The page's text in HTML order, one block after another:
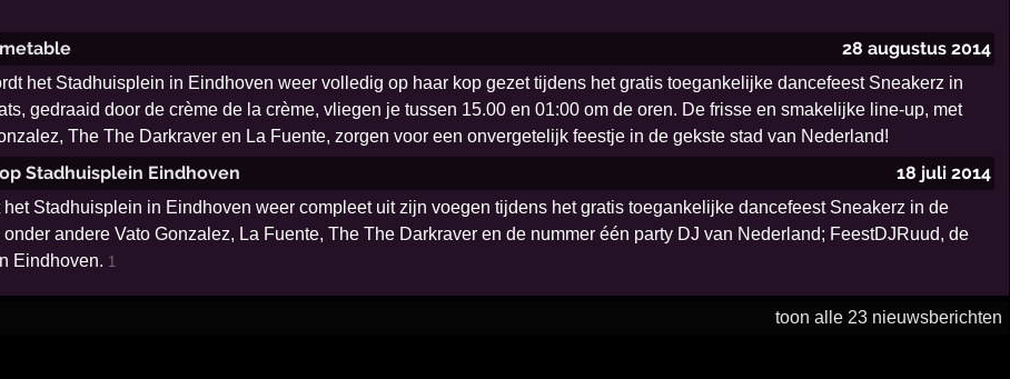
28 augustus 2014
het Stadhuisplein in Eindhoven weer volledig op haar kop gezet tijdens het gratis toegankelijke dancefeest Sneakerz in
gedraaid door de crème de la crème, vliegen je tussen 15.00 en 01:00 om de oren. De frisse en smakelijke line-up, met
The The Darkraver en La Fuente, zorgen voor een onvergetelijk feestje in de gekste stad van Nederland!
Stadhuisplein Eindhoven 18 juli 2014
Stadhuisplein in Eindhoven weer compleet uit zijn voegen tijdens het gratis toegankelijke dancefeest Sneakerz in de
andere Vato Gonzalez, La Fuente, The The Darkraver en de nummer één party DJ van Nederland; FeestDJRuud, de
Eindhoven. 1
toon alle 23 nieuwsberichten